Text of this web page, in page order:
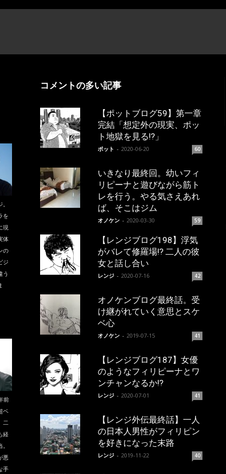
を
現
体
の
ジ
う
前
ベ
二
経
悪
手
コメントの多い記事
【ポットブログ59】第一章
完結「想定外の現実、ポッ
ト地獄を見る!?」
ポット - 2020-06-20 60
いきなり最終回。幼いフィ
リピーナと遊びながら筋ト
レを行う。やる気さえあれ
ば、そこはジム
オノケン - 2020-03-30 59
【レンジブログ198】浮気
がバレて修羅場!? 二人の彼
女と話し合い
レンジ - 2020-07-16 42
オノケンブログ最終話。受
け継がれていく意思とスケ
ベ心
オノケン - 2019-07-15 41
【レンジブログ187】女優
のようなフィリピーナとワ
ンチャンなるか!?
レンジ - 2020-07-01 41
【レンジ外伝最終話】一人
の日本人男性がフィリピン
を好きになった末路
レンジ - 2019-11-22 40